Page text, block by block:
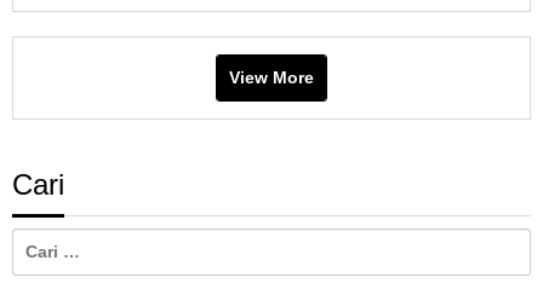
View More
Cari
untuk: